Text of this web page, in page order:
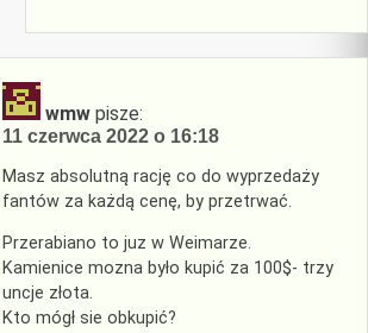
wmw pisze:
11 czerwca 2022 o 16:18
Masz absolutną rację co do wyprzedaży
fantów za każdą cenę, by przetrwać.
Przerabiano to juz w Weimarze.
Kamienice mozna było kupić za 100$- trzy
uncje złota.
Kto mógł sie obkupić?